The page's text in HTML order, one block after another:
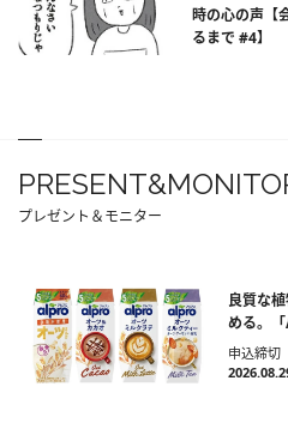
時の心の声【
るまで #4】
プレゼント＆モニター
良質な
める。「
申込締切